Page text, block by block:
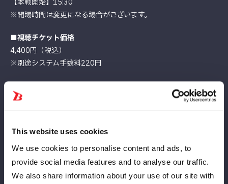
This website uses cookies
We use cookies to personalise content and ads, to
provide social media features and to analyse our traffic.
We also share information about your use of our site with
【本戦開始】15:30
※開場時間は変更になる場合がございます。
■視聴チケット価格
4,400円（税込）
※別途システム手数料220円
▼国内
https://mystardom.wwr-stardom.com/9691492783/
https://intl.stagecrowd.live/2315679534/
■視聴チケット販売期間
2026年5月20日（水）12:00〜 2026年6月10日（水） 19:00ま